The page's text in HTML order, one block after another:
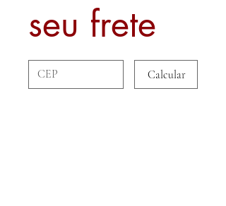
seu frete
Calcular